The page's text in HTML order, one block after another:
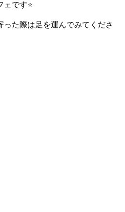
です⭐️
た際は足を運んでみてくださ